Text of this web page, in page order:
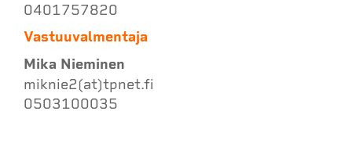
0401757820
Vastuuvalmentaja
Mika Nieminen
miknie2(at)tpnet.fi
0503100035